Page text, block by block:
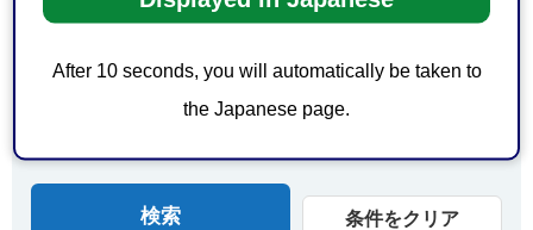
After 10 seconds, you will automatically be taken to
the Japanese page.
オクシズ（安倍奥） オクシズ（奥藁科）
オクシズ（奥清水） 開催地域について
条件をクリア